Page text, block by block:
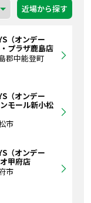
近場から探す
（オンデー
プラザ鹿島店
郡中能登町
（オンデー
モール新小松
市
（オンデー
甲府店
市